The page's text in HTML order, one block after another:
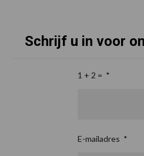
Schrijf u in voor
1 + 2 = *
E-mailadres *